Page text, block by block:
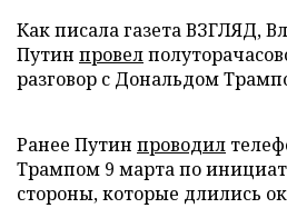
Как писала газета ВЗГЛЯД,
Путин провел
разговор с Дональдом
Ранее Путин проводил
Трампом 9 марта по
стороны, которые длились